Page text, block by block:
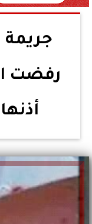
جريمة
رفضت
أذنها